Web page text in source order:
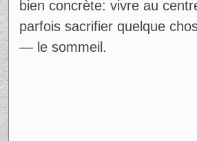
bien concrète: vivre au
parfois sacrifier quelque
— le sommeil.